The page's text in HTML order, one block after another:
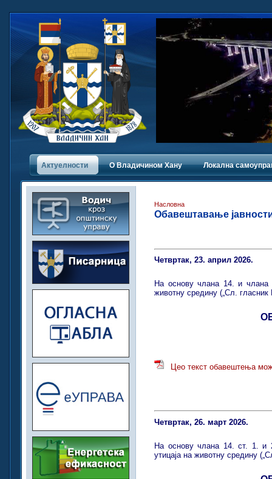
Актуелности О Владичинoм Хану Локална
Насловна
Обавештавање јавности
Четвртак, 23. април 2026.
На основу члана 14. и члана
животну средину („Сл. гласник
Цео текст обавештења
Четвртак, 26. март 2026.
На основу члана 14. ст. 1. и
утицаја на животну средину